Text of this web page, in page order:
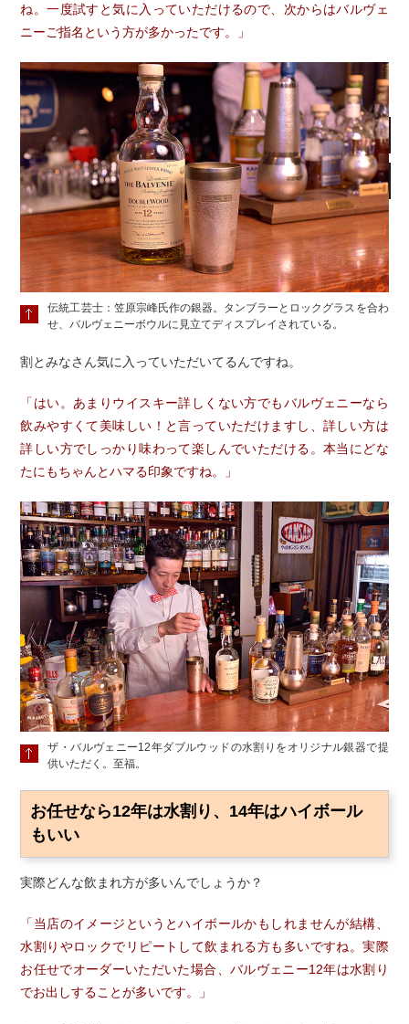
ね。一度試すと気に入っていただけるので、次からはバルヴェ
ニーご指名という方が多かったです。」
伝統工芸士：笠原宗峰氏作の銀器。タンブラーとロックグラスを合わ
せ、バルヴェニーボウルに見立てディスプレイされている。
割とみなさん気に入っていただいてるんですね。
「はい。あまりウイスキー詳しくない方でもバルヴェニーなら
飲みやすくて美味しい！と言っていただけますし、詳しい方は
詳しい方でしっかり味わって楽しんでいただける。本当にどな
たにもちゃんとハマる印象ですね。」
ザ・バルヴェニー12年ダブルウッドの水割りをオリジナル銀器で提
供いただく。至福。
お任せなら12年は水割り、14年はハイボール
もいい
実際どんな飲まれ方が多いんでしょうか？
「当店のイメージというとハイボールかもしれませんが結構、
水割りやロックでリピートして飲まれる方も多いですね。実際
お任せでオーダーいただいた場合、バルヴェニー12年は水割り
でお出しすることが多いです。」